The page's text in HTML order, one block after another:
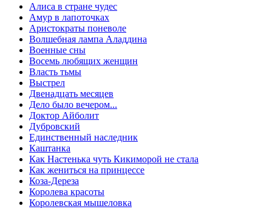
Алиса в стране чудес
Амур в лапоточках
Аристократы поневоле
Волшебная лампа Аладдина
Военные сны
Восемь любящих женщин
Власть тьмы
Выстрел
Двенадцать месяцев
Дело было вечером...
Доктор Айболит
Дубровский
Единственный наследник
Каштанка
Как Настенька чуть Кикиморой не стала
Как жениться на принцессе
Коза-Дереза
Королева красоты
Королевская мышеловка